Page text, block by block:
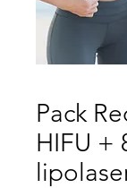
Pack
HIFU +